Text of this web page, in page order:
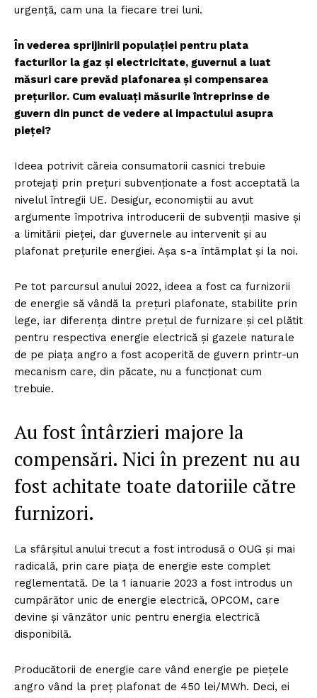
urgență, cam una la fiecare trei luni.
În vederea sprijinirii populației pentru plata
facturilor la gaz și electricitate, guvernul a luat
măsuri care prevăd plafonarea și compensarea
prețurilor. Cum evaluați măsurile întreprinse de
guvern din punct de vedere al impactului asupra
pieței?
Ideea potrivit căreia consumatorii casnici trebuie
protejați prin prețuri subvenționate a fost acceptată la
nivelul întregii UE. Desigur, economiștii au avut
argumente împotriva introducerii de subvenții masive și
a limitării pieței, dar guvernele au intervenit și au
plafonat prețurile energiei. Așa s-a întâmplat și la noi.
Pe tot parcursul anului 2022, ideea a fost ca furnizorii
de energie să vândă la prețuri plafonate, stabilite prin
lege, iar diferența dintre prețul de furnizare și cel plătit
pentru respectiva energie electrică și gazele naturale
de pe piața angro a fost acoperită de guvern printr-un
mecanism care, din păcate, nu a funcționat cum
trebuie.
Au fost întârzieri majore la
compensări. Nici în prezent nu au
fost achitate toate datoriile către
furnizori.
La sfârșitul anului trecut a fost introdusă o OUG și mai
radicală, prin care piața de energie este complet
reglementată. De la 1 ianuarie 2023 a fost introdus un
cumpărător unic de energie electrică, OPCOM, care
devine și vânzător unic pentru energia electrică
disponibilă.
Producătorii de energie care vând energie pe piețele
angro vând la preț plafonat de 450 lei/MWh. Deci, ei